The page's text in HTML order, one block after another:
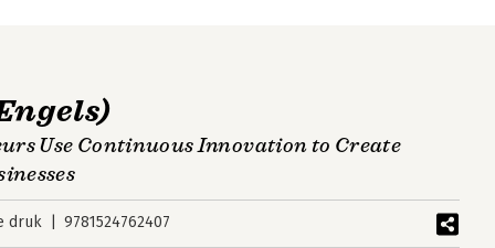
Use Continuous Innovation to Create
druk 9781524762407